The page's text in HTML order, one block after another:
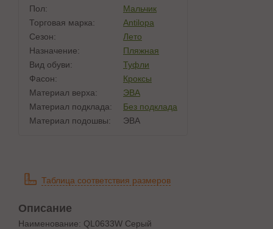
Пол:
Мальчик
Торговая марка:
Antilopa
Сезон:
Лето
Назначение:
Пляжная
Вид обуви:
Туфли
Фасон:
Кроксы
Материал верха:
ЭВА
Материал подклада:
Без подклада
Материал подошвы:
ЭВА
Таблица соответствия размеров
Описание
Наименование: QL0633W Серый